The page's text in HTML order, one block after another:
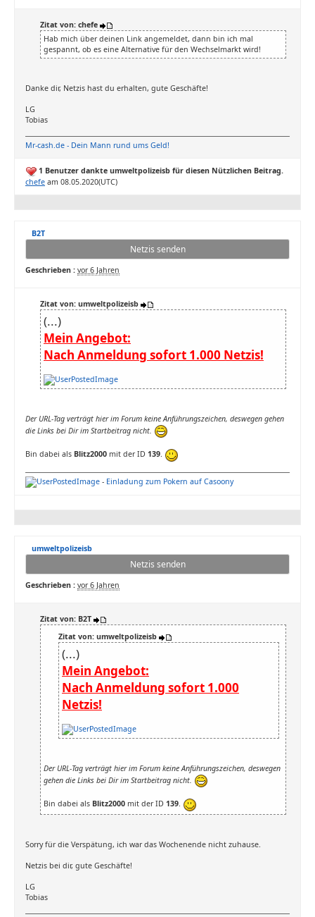
Zitat von: chefe
Hab mich über deinen Link angemeldet, dann bin ich mal
gespannt, ob es eine Alternative für den Wechselmarkt wird!
Danke dir, Netzis hast du erhalten, gute Geschäfte!
LG
Tobias
Mr-cash.de - Dein Mann rund ums Geld!
1 Benutzer dankte umweltpolizeisb für diesen Nützlichen Beitrag.
chefe am 08.05.2020(UTC)
B2T
Netzis senden
Geschrieben : vor 6 Jahren
Zitat von: umweltpolizeisb
(...)
Mein Angebot:
Nach Anmeldung sofort 1.000 Netzis!
Der URL-Tag verträgt hier im Forum keine Anführungszeichen, deswegen gehen
die Links bei Dir im Startbeitrag nicht.
Bin dabei als Blitz2000 mit der ID 139.
- Einladung zum Pokern auf Casoony
umweltpolizeisb
Netzis senden
Geschrieben : vor 6 Jahren
Zitat von: B2T
Zitat von: umweltpolizeisb
(...)
Mein Angebot:
Nach Anmeldung sofort 1.000
Netzis!
Der URL-Tag verträgt hier im Forum keine Anführungszeichen, deswegen
gehen die Links bei Dir im Startbeitrag nicht.
Bin dabei als Blitz2000 mit der ID 139.
Sorry für die Verspätung, ich war das Wochenende nicht zuhause.
Netzis bei dir, gute Geschäfte!
LG
Tobias